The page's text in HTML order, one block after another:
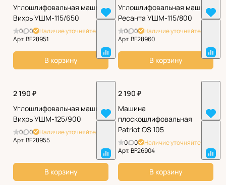
Углошлифовальная машина
Вихрь УШМ-115/650
0 0
Наличие уточняйте
Арт.BF28951
В корзину
Углошлифовальная машина
Ресанта УШМ-115/800
0 0
Наличие уточняйте
Арт.BF28960
В корзину
2 190 ₽
Углошлифовальная машина
Вихрь УШМ-125/900
0 0
Наличие уточняйте
Арт.BF28955
В корзину
2 190 ₽
Машина
плоскошлифовальная
Patriot OS 105
0 0
Наличие уточняйте
Арт.BF26904
В корзину